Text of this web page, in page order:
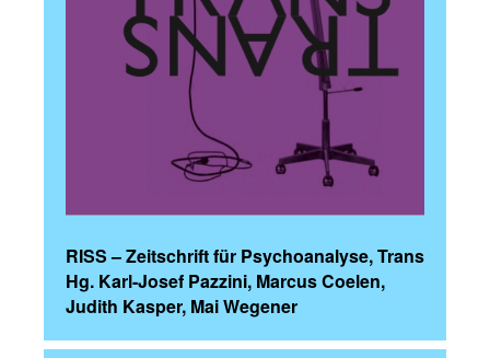
RISS – Zeitschrift für Psychoanalyse, Trans
Hg. Karl-Josef Pazzini, Marcus Coelen,
Judith Kasper, Mai Wegener